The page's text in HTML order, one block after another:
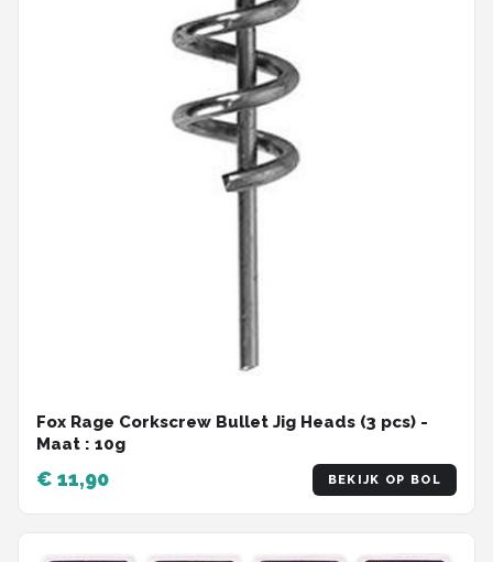
Fox Rage Corkscrew Bullet Jig Heads (3 pcs) -
Maat : 10g
€ 11,90 BEKIJK OP BOL